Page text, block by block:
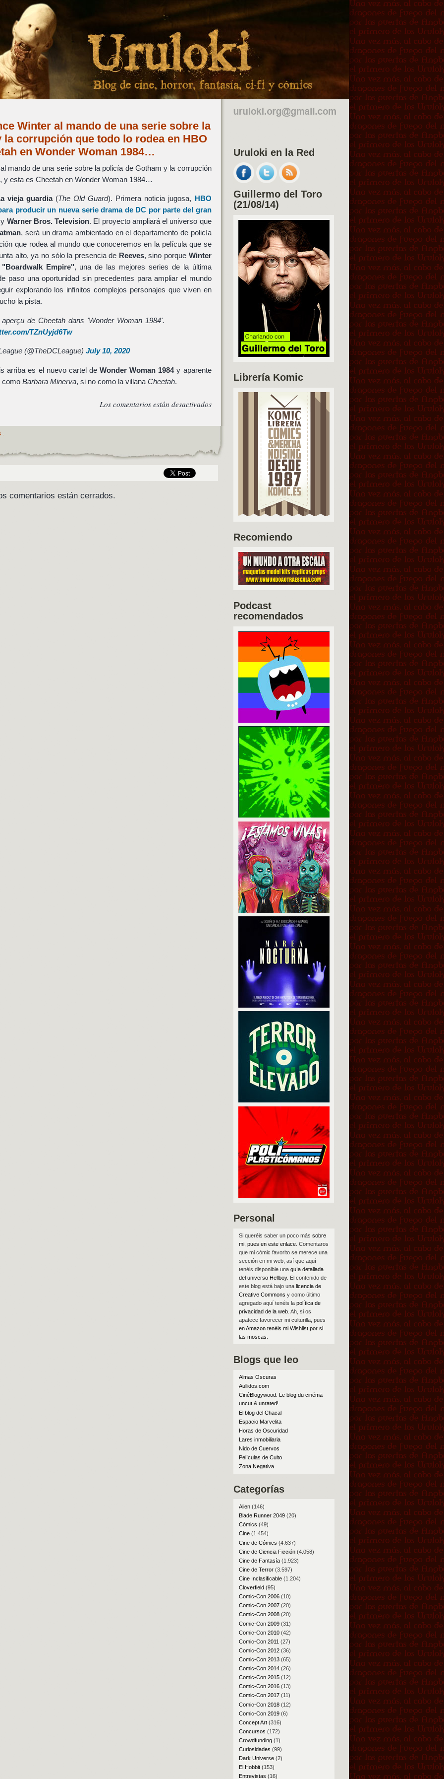
Winter al mando de una serie sobre la
corrupción que todo lo rodea en HBO
en Wonder Woman 1984…
mando de una serie sobre la policía de Gotham y la corrupción
y esta es Cheetah en Wonder Woman 1984…
vieja guardia(The Old Guard). Primera noticia jugosa, HBO
producir un nueva serie drama de DC por parte del gran
Warner Bros. Television. El proyecto ampliará el universo que
, será un drama ambientado en el departamento de policía
que rodea al mundo que conoceremos en la película que se
alto, ya no sólo la presencia de Reeves, sino porque Winter
"Boardwalk Empire", una de las mejores series de la última
paso una oportunidad sin precedentes para ampliar el mundo
explorando los infinitos complejos personajes que viven en
la pista.
de Cheetah dans 'Wonder Woman 1984'.
TZnUyjd6Tw
(@TheDCLeague)July 10, 2020
arriba es el nuevo cartel deWonder Woman 1984y aparente
Barbara Minerva, si no como la villana Cheetah.
Los comentarios están desactivados
.
comentarios están cerrados.
Uruloki en la Red
Guillermo del Toro
(21/08/14)
Librería Komic
Recomiendo
Podcast
recomendados
Personal
Si queréis saber un poco más sobre
mi, pues en este enlace. Comentaros
que mi cómic favorito se merece una
sección en mi web, así que aquí
tenéis disponible una guía detallada
del universo Hellboy. El contenido de
este blog está bajo una licencia de
Creative Commons y como último
agregado aquí tenéis la política de
privacidad de la web. Ah, si os
apatece favorecer mi culturilla, pues
en Amazon tenéis mi Wishlist por si
las moscas
Blogs que leo
Almas Oscuras
Aullidos.com
CinéBlogywood. Le blog du cinéma
uncut & unrated!
El blog del Chacal
Espacio Marvelita
Horas de Oscuridad
Lares inmobiliaria
Nido de Cuervos
Películas de Culto
Zona Negativa
Categorías
Alien(146)
Blade Runner 2049(20)
Cómics (49)
Cine(1.454)
Cine de Cómics (4.637)
Cine de Ciencia Ficción(4.058)
Cine de Fantasía(1.923)
Cine de Terror(3.597)
Cine Inclasificable(1.204)
Cloverfield(95)
Comic-Con 2006(10)
Comic-Con 2007(20)
Comic-Con 2008(20)
Comic-Con 2009(31)
Comic-Con 2010(42)
Comic-Con 2011 (27)
Comic-Con 2012(36)
Comic-Con 2013(65)
Comic-Con 2014(26)
Comic-Con 2015(12)
Comic-Con 2016(13)
Comic-Con 2017(11)
Comic-Con 2018(12)
Comic-Con 2019(6)
Concept Art(316)
Concursos (172)
Crowdfunding(1)
Curiosidades (99)
Dark Universe(2)
El Hobbit(153)
Entrevistas (16)